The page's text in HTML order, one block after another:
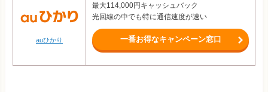
auひかり
最大114,000円キャッシュバック
光回線の中でも特に通信速度が速い
一番お得なキャンペーン窓口